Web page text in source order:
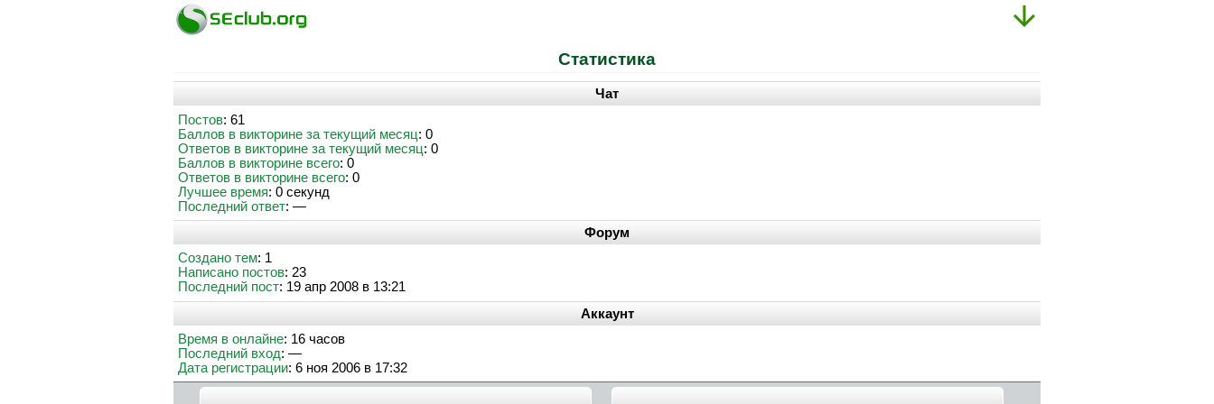
Статистика
Чат
Постов: 61
Баллов в викторине за текущий месяц: 0
Ответов в викторине за текущий месяц: 0
Баллов в викторине всего: 0
Ответов в викторине всего: 0
Лучшее время: 0 секунд
Последний ответ: —
Форум
Создано тем: 1
Написано постов: 23
Последний пост: 19 апр 2008 в 13:21
Аккаунт
Время в онлайне: 16 часов
Последний вход: —
Дата регистрации: 6 ноя 2006 в 17:32